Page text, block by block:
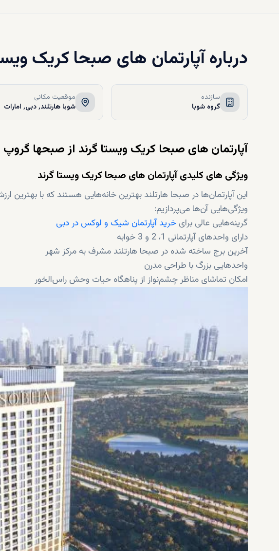
دربارهآپارتمان های صبحا کریک
سازنده
گروه شوبا
موقعیت مکانی
شوبا هارتلند, دبی, امارات
آپارتمان های صبحا کریک ویستا گرند از صبحها گروپ
ویژگی های کلیدی آپارتمان های صبحا کریک ویستا گرند
این آپارتمان‌ها در صبحا هارتلند بهترین خانه‌هایی هستند که با بهترین
ویژگی‌هایی آن‌ها می‌پردازیم:
گرینه‌هایی عالی برای خرید آپارتمان شیک و لوکس در دبی
دارای واحدهای آپارتمانی 1، 2 و 3 خوابه
آخرین برج ساخته شده در صبحا هارتلند مشرف به مرکز شهر
واحدهایی بزرگ با طراحی مدرن
امکان تماشای مناظر چشم‌نواز از پناهگاه حیات وحش راس‌الخور
دارای اتاق خدمتکار و حمام اختصاصی در واحدهای 3 خوابه
دارای مجموعه‌ای از امکانات استثنایی
فرصتی عالی برای دریافت اقامت 3 ساله دبی
ارائه جدول پرداخت اقساطی و آسان